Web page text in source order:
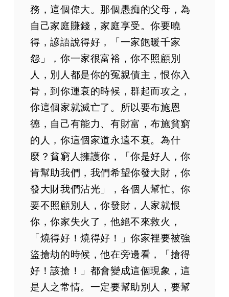
務，這個偉大。那個愚痴的父母，為
自己家庭賺錢，家庭享受。你要曉
得，諺語說得好，「一家飽暖千家
怨」，你一家很富裕，你不照顧別
人，別人都是你的冤親債主，恨你入
骨，到你運衰的時候，群起而攻之，
你這個家就滅亡了。所以要布施恩
德，自己有能力、有財富，布施貧窮
的人，你這個家道永遠不衰。為什
麼？貧窮人擁護你，「你是好人，你
肯幫助我們，我們希望你發大財，你
發大財我們沾光」，各個人幫忙。你
要不照顧別人，你發財，人家就恨
你，你家失火了，他絕不來救火，
「燒得好！燒得好！」你家裡要被強
盜搶劫的時候，他在旁邊看，「搶得
好！該搶！」都會變成這個現象，這
是人之常情。一定要幫助別人，要幫